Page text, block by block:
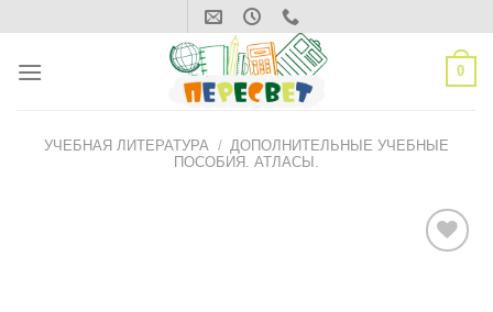
content
0
УЧЕБНАЯ ЛИТЕРАТУРА / ДОПОЛНИТЕЛЬНЫЕ УЧЕБНЫЕ
ПОСОБИЯ. АТЛАСЫ.